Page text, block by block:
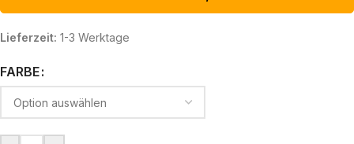
Lieferzeit: 1-3 Werktage
FARBE